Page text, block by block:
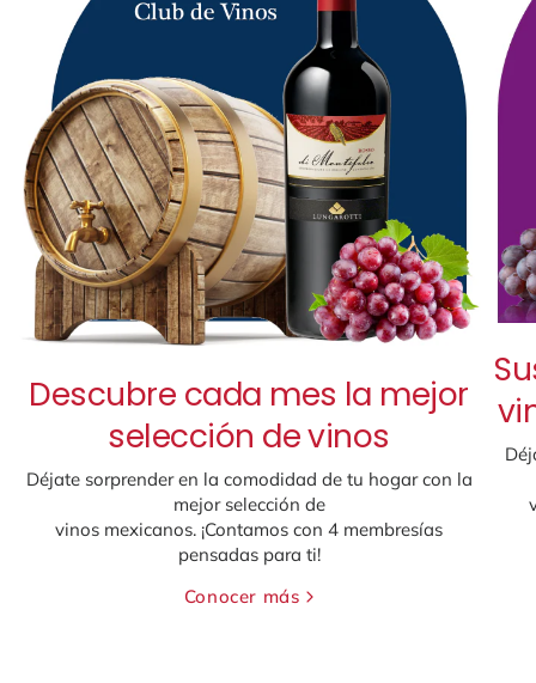
Descubre cada mes la mejor
selección de vinos
Déjate sorprender en la comodidad de tu hogar con la
mejor selección de
vinos mexicanos. ¡Contamos con 4 membresías
pensadas para ti!
Conocer más
Para tener acceso tienes que ser mayor de 18 años.
Si, soy mayor de edad
No, no soy mayor de edad